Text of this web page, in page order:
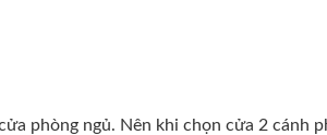
phòng ngủ. Nên khi chọn cửa 2 cánh